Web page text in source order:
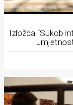
Izložba “Sukob